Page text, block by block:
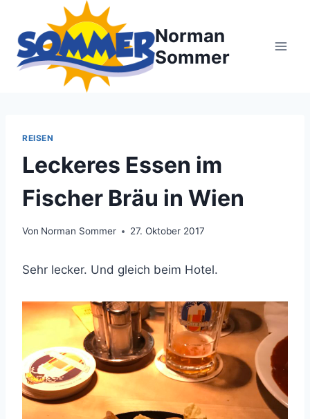
springen
Norman
Sommer
REISEN
Leckeres Essen im
Fischer Bräu in Wien
Von Norman Sommer 27. Oktober 2017
Sehr lecker. Und gleich beim Hotel.